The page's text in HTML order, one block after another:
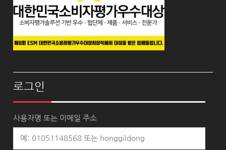
로그인
사용자명 또는 이메일 주소